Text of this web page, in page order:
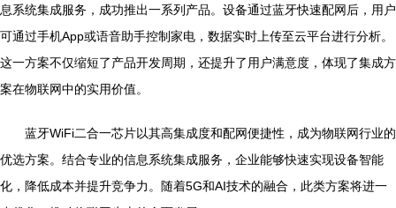
息系统集成服务，成功推出一系列产品。设备通过蓝牙快速配网后，用户
可通过手机App或语音助手控制家电，数据实时上传至云平台进行分析。
这一方案不仅缩短了产品开发周期，还提升了用户满意度，体现了集成方
案在物联网中的实用价值。
蓝牙WiFi二合一芯片以其高集成度和配网便捷性，成为物联网行业的
优选方案。结合专业的信息系统集成服务，企业能够快速实现设备智能
化，降低成本并提升竞争力。随着5G和AI技术的融合，此类方案将进一